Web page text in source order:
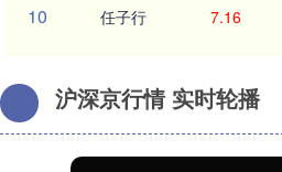
10 任子行 7.16
沪深京行情 实时轮播